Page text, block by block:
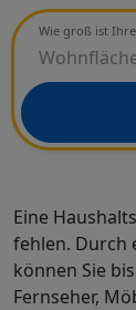
Wie groß ist
Eine
fehlen. Durch
können Sie
Fernseher,